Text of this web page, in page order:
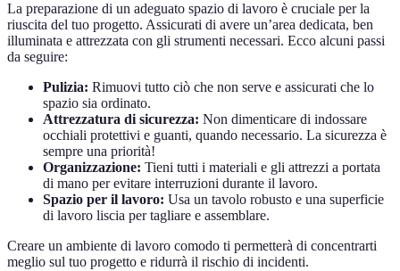
La preparazione di un adeguato spazio di lavoro è cruciale per la
riuscita del tuo progetto. Assicurati di avere un’area dedicata, ben
illuminata e attrezzata con gli strumenti necessari. Ecco alcuni passi
da seguire:
Pulizia: Rimuovi tutto ciò che non serve e assicurati che lo
spazio sia ordinato.
Attrezzatura di sicurezza: Non dimenticare di indossare
occhiali protettivi e guanti, quando necessario. La sicurezza è
sempre una priorità!
Organizzazione: Tieni tutti i materiali e gli attrezzi a portata
di mano per evitare interruzioni durante il lavoro.
Spazio per il lavoro: Usa un tavolo robusto e una superficie
di lavoro liscia per tagliare e assemblare.
Creare un ambiente di lavoro comodo ti permetterà di concentrarti
meglio sul tuo progetto e ridurrà il rischio di incidenti.